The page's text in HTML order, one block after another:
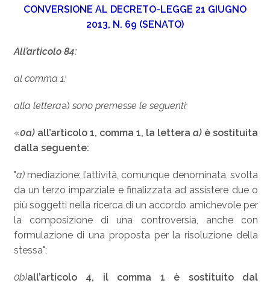
CONVERSIONE AL DECRETO-LEGGE 21 GIUGNO
2013, N. 69 (SENATO)
All’articolo 84:
al comma 1:
alla letteraa) sono premesse le seguenti:
«0a)all’articolo 1, comma 1, la lettera a)è sostituita
dalla seguente:
"a)mediazione: l’attività, comunque denominata, svolta
da un terzo imparziale e finalizzata ad assistere due o
più soggetti nella ricerca di un accordo amichevole per
la composizione di una controversia, anche con
formulazione di una proposta per la risoluzione della
stessa";
0b)all’articolo 4, il comma 1 è sostituito dal